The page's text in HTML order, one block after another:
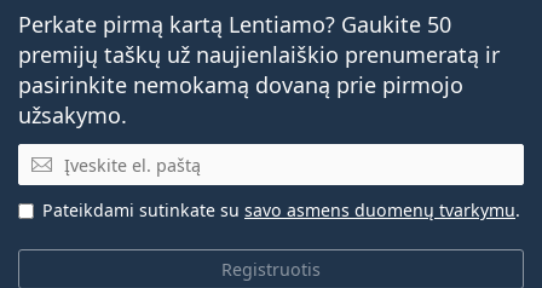
Perkate pirmą kartą Lentiamo? Gaukite 50
premijų taškų už naujienlaiškio prenumeratą ir
pasirinkite nemokamą dovaną prie pirmojo
užsakymo.
El. pašto adresas
Registruotis
Pateikdami sutinkate su savo asmens duomenų tvarkymu.